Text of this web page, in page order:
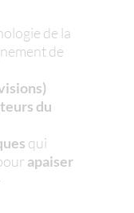
de la
de
du
qui
apaiser